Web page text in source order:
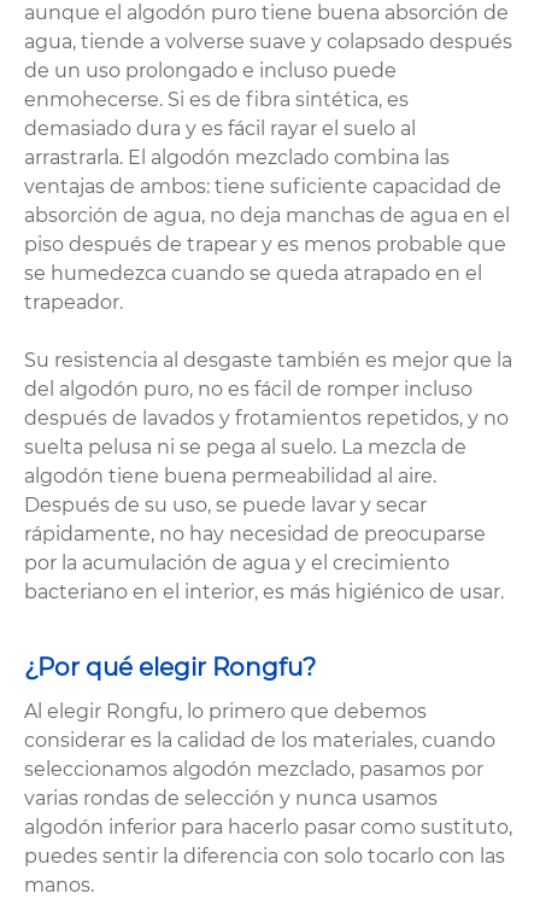
aunque el algodón puro tiene buena absorción de
agua, tiende a volverse suave y colapsado después
de un uso prolongado e incluso puede
enmohecerse. Si es de fibra sintética, es
demasiado dura y es fácil rayar el suelo al
arrastrarla. El algodón mezclado combina las
ventajas de ambos: tiene suficiente capacidad de
absorción de agua, no deja manchas de agua en el
piso después de trapear y es menos probable que
se humedezca cuando se queda atrapado en el
trapeador.
Su resistencia al desgaste también es mejor que la
del algodón puro, no es fácil de romper incluso
después de lavados y frotamientos repetidos, y no
suelta pelusa ni se pega al suelo. La mezcla de
algodón tiene buena permeabilidad al aire.
Después de su uso, se puede lavar y secar
rápidamente, no hay necesidad de preocuparse
por la acumulación de agua y el crecimiento
bacteriano en el interior, es más higiénico de usar.
¿Por qué elegir Rongfu?
Al elegir Rongfu, lo primero que debemos
considerar es la calidad de los materiales, cuando
seleccionamos algodón mezclado, pasamos por
varias rondas de selección y nunca usamos
algodón inferior para hacerlo pasar como sustituto,
puedes sentir la diferencia con solo tocarlo con las
manos.